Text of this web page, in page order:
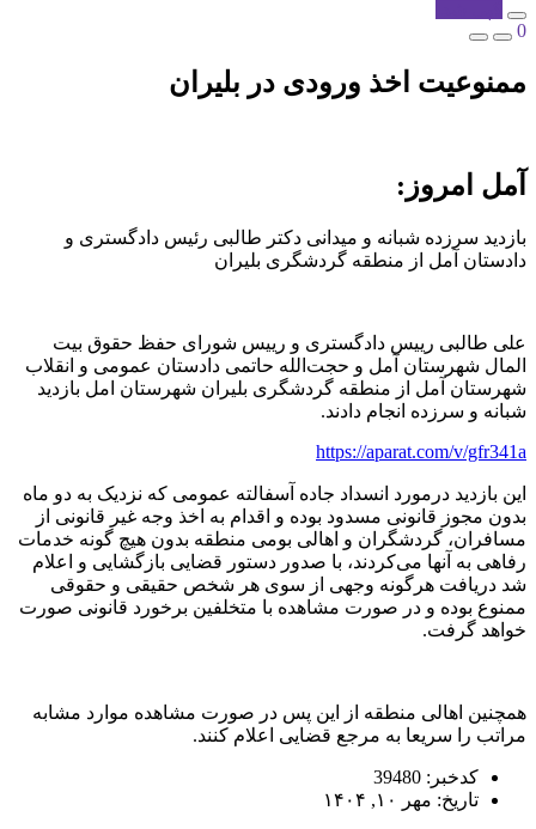
0
ممنوعیت اخذ ورودی در بلیران
آمل امروز:
بازدید سرزده شبانه و میدانی دکتر طالبی رئیس دادگستری و
دادستان آمل از منطقه گردشگری بلیران
علی طالبی رییس دادگستری و رییس شورای حفظ حقوق بیت
المال شهرستان آمل و حجت‌الله حاتمی دادستان عمومی و انقلاب
شهرستان آمل از منطقه گردشگری بلیران شهرستان امل بازدید
شبانه و سرزده انجام دادند.
https://aparat.com/v/gfr341a
این بازدید درمورد انسداد جاده آسفالته عمومی که نزدیک به دو ماه
بدون مجوز قانونی مسدود بوده و اقدام به اخذ وجه غیر قانونی از
مسافران، گردشگران و اهالی بومی منطقه بدون هیچ گونه خدمات
رفاهی به آنها می‌کردند، با صدور دستور قضایی بازگشایی و اعلام
شد دریافت هرگونه وجهی از سوی هر شخص حقیقی و حقوقی
ممنوع بوده و در صورت مشاهده با متخلفین برخورد قانونی صورت
خواهد گرفت.
همچنین اهالی منطقه از این پس در صورت مشاهده موارد مشابه
مراتب را سریعا به مرجع قضایی اعلام کنند.
کدخبر: 39480
تاریخ: مهر ۱۰, ۱۴۰۴